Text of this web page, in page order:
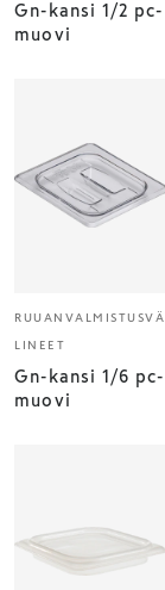
Gn-kansi 1/2 pc-
muovi
RUUANVALMISTUSVÄ
LINEET
Gn-kansi 1/6 pc-
muovi